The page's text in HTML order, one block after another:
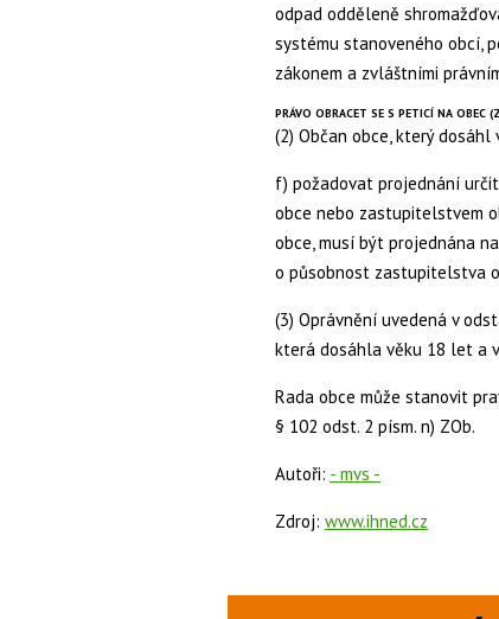
odpad odděleně
systému stanoveného obcí,
zákonem a zvláštními
PRÁVO OBRACET SE S PETICÍ NA
(2) Občan obce, který
f) požadovat projednání
obce nebo zastupitelstvem
obce, musí být projednána
o působnost zastupitelstva
(3) Oprávnění uvedená v
která dosáhla věku 18 let a
Rada obce může stanovit
§ 102 odst. 2 písm. n) ZOb.
Autoři: - mvs -
Zdroj: www.ihned.cz